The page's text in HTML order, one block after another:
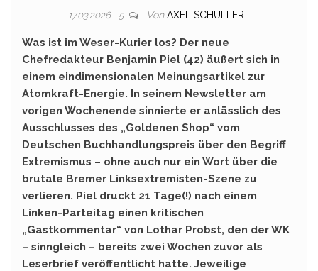
17.03.2026 5 Von AXEL SCHULLER
Was ist im Weser-Kurier los? Der neue
Chefredakteur Benjamin Piel (42) äußert sich in
einem eindimensionalen Meinungsartikel zur
Atomkraft-Energie. In seinem Newsletter am
vorigen Wochenende sinnierte er anlässlich des
Ausschlusses des „Goldenen Shop“ vom
Deutschen Buchhandlungspreis über den Begriff
Extremismus – ohne auch nur ein Wort über die
brutale Bremer Linksextremisten-Szene zu
verlieren. Piel druckt 21 Tage(!) nach einem
Linken-Parteitag einen kritischen
„Gastkommentar“ von Lothar Probst, den der WK
– sinngleich – bereits zwei Wochen zuvor als
Leserbrief veröffentlicht hatte. Jeweilige